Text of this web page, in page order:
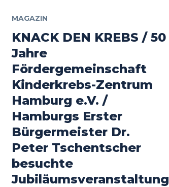
MAGAZIN
KNACK DEN KREBS / 50
Jahre
Fördergemeinschaft
Kinderkrebs-Zentrum
Hamburg e.V. /
Hamburgs Erster
Bürgermeister Dr.
Peter Tschentscher
besuchte
Jubiläumsveranstaltung